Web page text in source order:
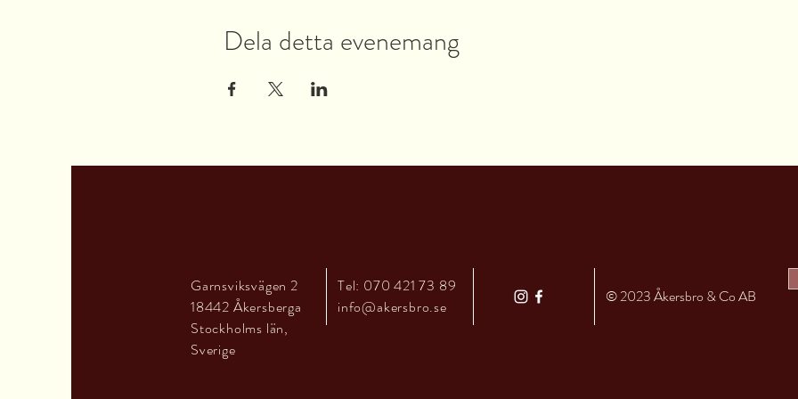
Dela detta evenemang
Garnsviksvägen 2
18442 Åkersberga
Stockholms län,
Sverige
Tel: 070 421 73 89
info@akersbro.se
© 2023 Åkersbro & Co AB